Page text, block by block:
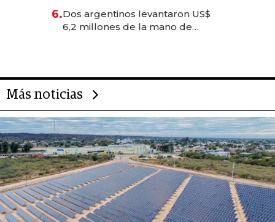
para convertirse en experiencias
transformadoras
6.Dos argentinos levantaron US$
6,2 millones de la mano de
Más noticias